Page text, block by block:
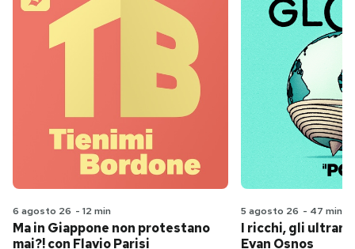
6 agosto 26 - 12 min
Ma in Giappone non protestano
mai?! con Flavio Parisi
5 agosto 26 - 47 min
I ricchi, gli
Evan Osnos